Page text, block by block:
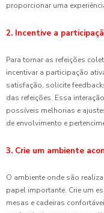
proporcionar uma
2. Incentive a
Para tornar as refeições
incentivar a participação
satisfação, solicite
das refeições. Essa
possíveis melhorias e
de envolvimento e
3. Crie um ambiente
O ambiente onde são
papel importante. Crie um
mesas e cadeiras